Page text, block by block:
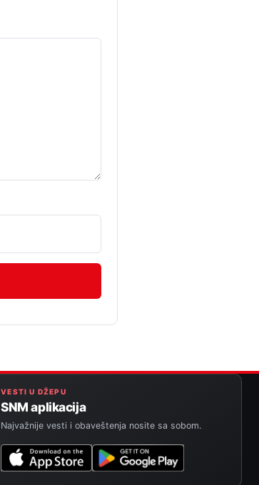
VESTI U DŽEPU
SNM aplikacija
Najvažnije vesti i obaveštenja nosite sa sobom.